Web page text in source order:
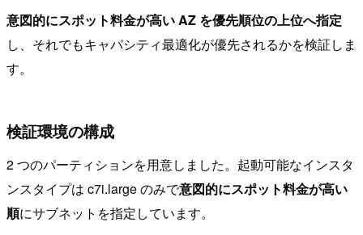
意図的にスポット料金が高い AZ を優先順位の上位へ指定
し、それでもキャパシティ最適化が優先されるかを検証しま
す。
検証環境の構成
2 つのパーティションを用意しました。起動可能なインスタ
ンスタイプは c7i.large のみで意図的にスポット料金が高い
順にサブネットを指定しています。